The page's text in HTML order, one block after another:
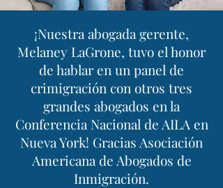
¡Nuestra abogada gerente,
Melaney LaGrone, tuvo el honor
de hablar en un panel de
crimigración con otros tres
grandes abogados en la
Conferencia Nacional de AILA en
Nueva York! Gracias Asociación
Americana de Abogados de
Inmigración.